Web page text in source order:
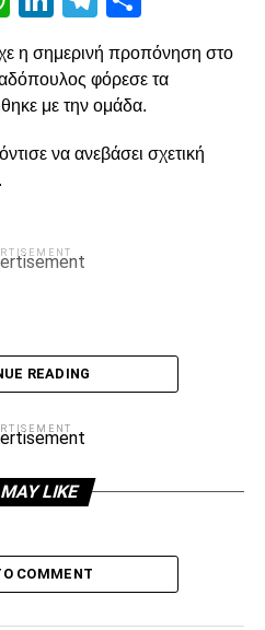
η σημερινή προπόνηση στο
φόρεσε τα
με την ομάδα.
να ανεβάσει σχετική
READING
LIKE
COMMENT